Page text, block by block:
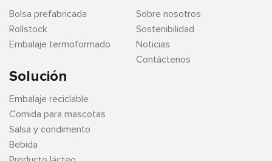
Bolsa prefabricada
Rollstock
Embalaje termoformado
Solución
Embalaje reciclable
Comida para mascotas
Salsa y condimento
Bebida
Sobre nosotros
Sostenibilidad
Noticias
Contáctenos